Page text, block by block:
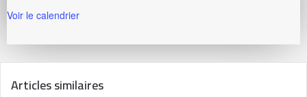
Voir le calendrier
Articles similaires